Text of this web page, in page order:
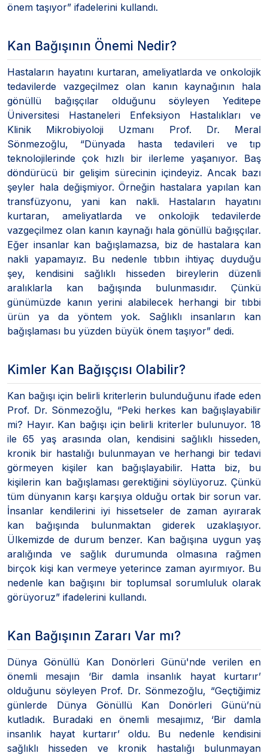
önem taşıyor” ifadelerini kullandı.
Kan Bağışının Önemi Nedir?
Hastaların hayatını kurtaran, ameliyatlarda ve onkolojik
tedavilerde vazgeçilmez olan kanın kaynağının hala
gönüllü bağışçılar olduğunu söyleyen Yeditepe
Üniversitesi Hastaneleri Enfeksiyon Hastalıkları ve
Klinik Mikrobiyoloji Uzmanı Prof. Dr. Meral
Sönmezoğlu, “Dünyada hasta tedavileri ve tıp
teknolojilerinde çok hızlı bir ilerleme yaşanıyor. Baş
döndürücü bir gelişim sürecinin içindeyiz. Ancak bazı
şeyler hala değişmiyor. Örneğin hastalara yapılan kan
transfüzyonu, yani kan nakli. Hastaların hayatını
kurtaran, ameliyatlarda ve onkolojik tedavilerde
vazgeçilmez olan kanın kaynağı hala gönüllü bağışçılar.
Eğer insanlar kan bağışlamazsa, biz de hastalara kan
nakli yapamayız. Bu nedenle tıbbın ihtiyaç duyduğu
şey, kendisini sağlıklı hisseden bireylerin düzenli
aralıklarla kan bağışında bulunmasıdır. Çünkü
günümüzde kanın yerini alabilecek herhangi bir tıbbi
ürün ya da yöntem yok. Sağlıklı insanların kan
bağışlaması bu yüzden büyük önem taşıyor” dedi.
Kimler Kan Bağışçısı Olabilir?
Kan bağışı için belirli kriterlerin bulunduğunu ifade eden
Prof. Dr. Sönmezoğlu, “Peki herkes kan bağışlayabilir
mi? Hayır. Kan bağışı için belirli kriterler bulunuyor. 18
ile 65 yaş arasında olan, kendisini sağlıklı hisseden,
kronik bir hastalığı bulunmayan ve herhangi bir tedavi
görmeyen kişiler kan bağışlayabilir. Hatta biz, bu
kişilerin kan bağışlaması gerektiğini söylüyoruz. Çünkü
tüm dünyanın karşı karşıya olduğu ortak bir sorun var.
İnsanlar kendilerini iyi hissetseler de zaman ayırarak
kan bağışında bulunmaktan giderek uzaklaşıyor.
Ülkemizde de durum benzer. Kan bağışına uygun yaş
aralığında ve sağlık durumunda olmasına rağmen
birçok kişi kan vermeye yeterince zaman ayırmıyor. Bu
nedenle kan bağışını bir toplumsal sorumluluk olarak
görüyoruz” ifadelerini kullandı.
Kan Bağışının Zararı Var mı?
Dünya Gönüllü Kan Donörleri Günü'nde verilen en
önemli mesajın ‘Bir damla insanlık hayat kurtarır’
olduğunu söyleyen Prof. Dr. Sönmezoğlu, “Geçtiğimiz
günlerde Dünya Gönüllü Kan Donörleri Günü’nü
kutladık. Buradaki en önemli mesajımız, ‘Bir damla
insanlık hayat kurtarır’ oldu. Bu nedenle kendisini
sağlıklı hisseden ve kronik hastalığı bulunmayan